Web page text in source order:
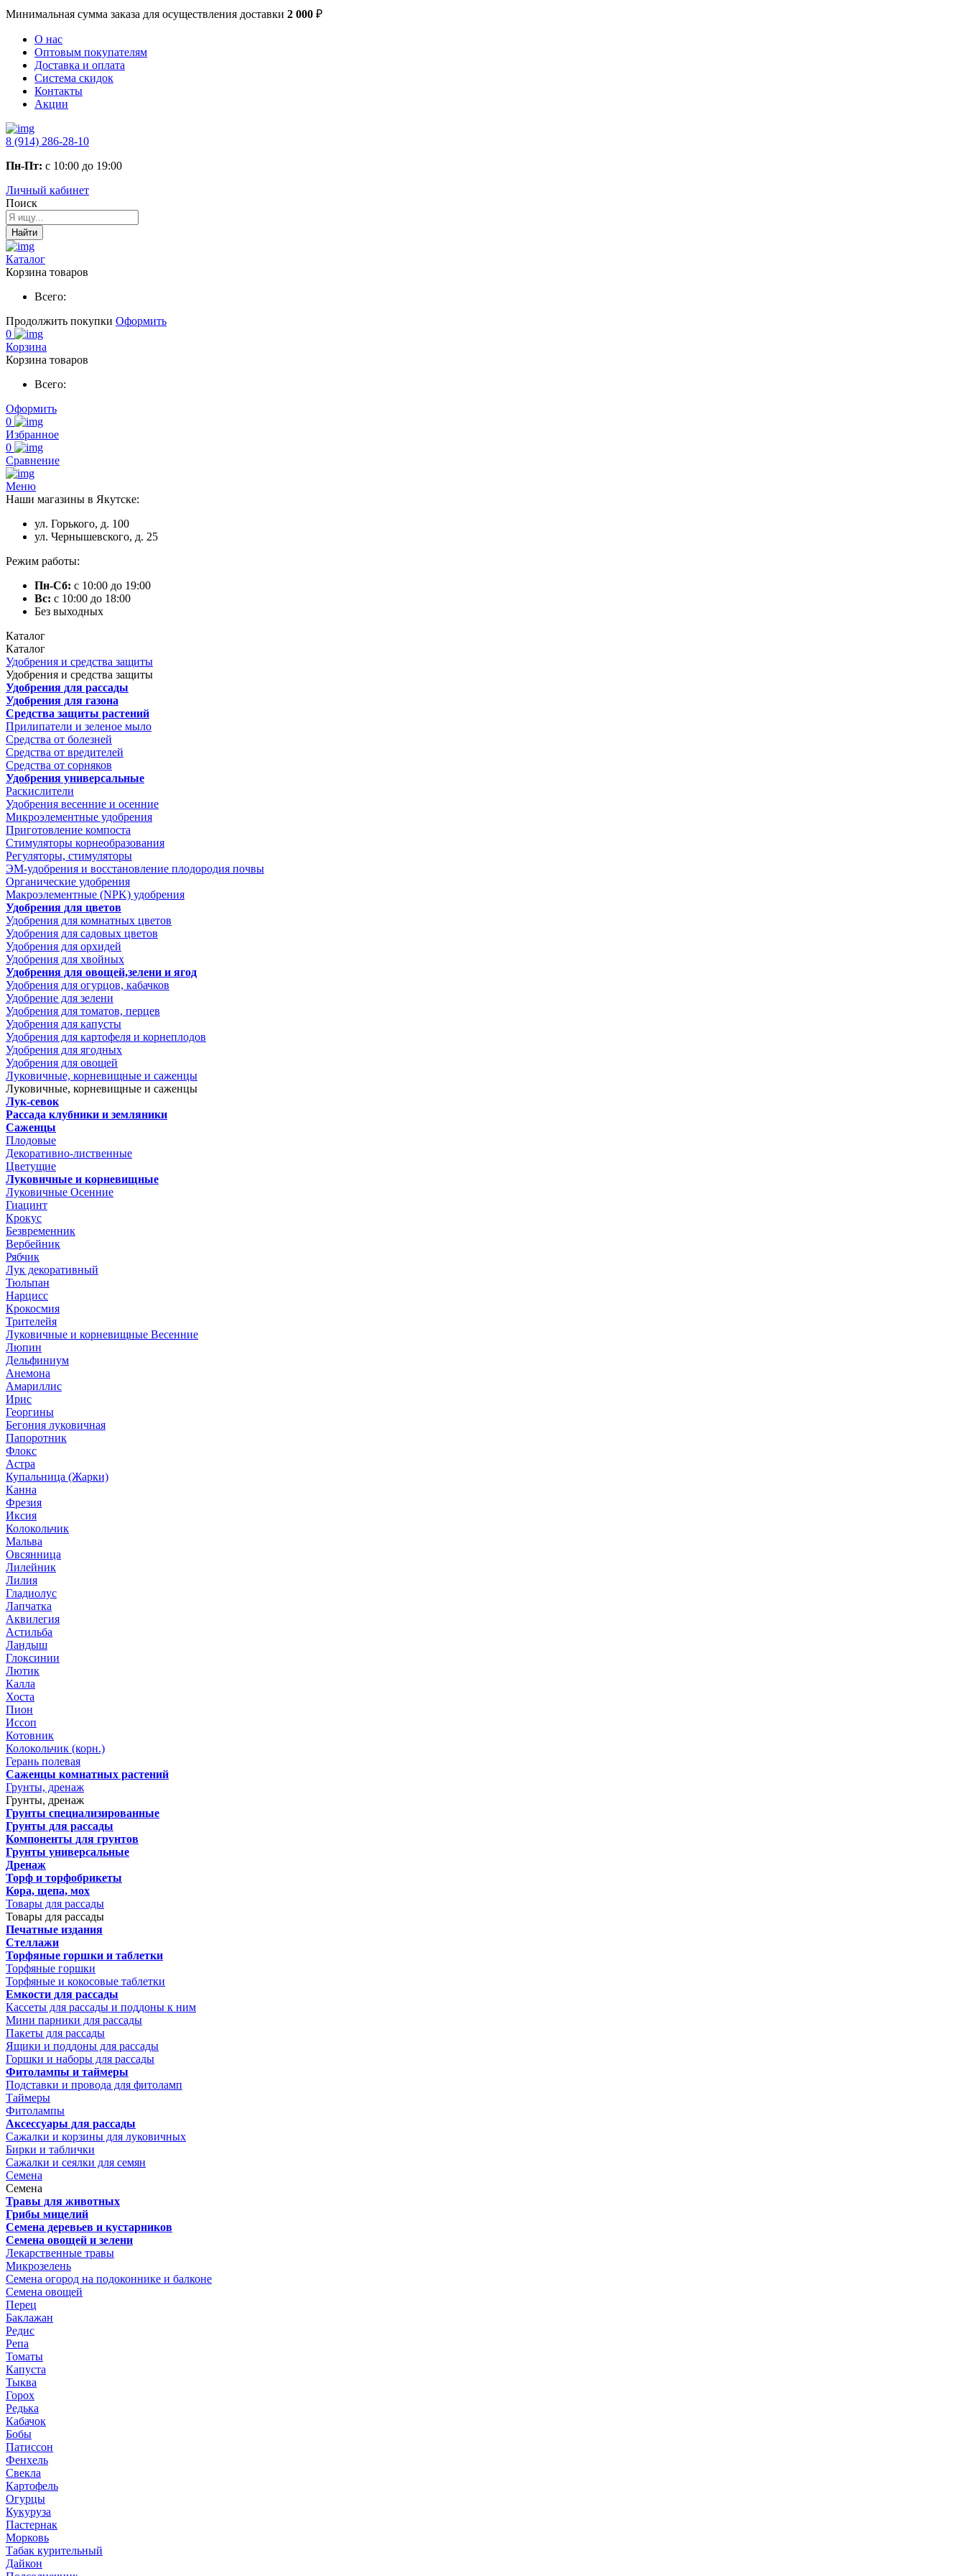
Минимальная сумма заказа для осуществления доставки 2 000 ₽
О нас
Оптовым покупателям
Доставка и оплата
Система скидок
Контакты
Акции
8 (914) 286-28-10
Пн-Пт: с 10:00 до 19:00
Личный кабинет
Поиск
Найти
Каталог
Корзина товаров
Всего:
Продолжить покупки Оформить
0
Корзина
Корзина товаров
Всего:
Оформить
0
Избранное
0
Сравнение
Меню
Наши магазины в Якутске:
ул. Горького, д. 100
ул. Чернышевского, д. 25
Режим работы:
Пн-Сб: с 10:00 до 19:00
Вс: с 10:00 до 18:00
Без выходных
Каталог
Каталог
Удобрения и средства защиты
Удобрения и средства защиты
Удобрения для рассады
Удобрения для газона
Средства защиты растений
Прилипатели и зеленое мыло
Средства от болезней
Средства от вредителей
Средства от сорняков
Удобрения универсальные
Раскислители
Удобрения весенние и осенние
Микроэлементные удобрения
Приготовление компоста
Стимуляторы корнеобразования
Регуляторы, стимуляторы
ЭМ-удобрения и восстановление плодородия почвы
Органические удобрения
Макроэлементные (NPK) удобрения
Удобрения для цветов
Удобрения для комнатных цветов
Удобрения для садовых цветов
Удобрения для орхидей
Удобрения для хвойных
Удобрения для овощей,зелени и ягод
Удобрения для огурцов, кабачков
Удобрение для зелени
Удобрения для томатов, перцев
Удобрения для капусты
Удобрения для картофеля и корнеплодов
Удобрения для ягодных
Удобрения для овощей
Луковичные, корневищные и саженцы
Луковичные, корневищные и саженцы
Лук-севок
Рассада клубники и земляники
Саженцы
Плодовые
Декоративно-лиственные
Цветущие
Луковичные и корневищные
Луковичные Осенние
Гиацинт
Крокус
Безвременник
Вербейник
Рябчик
Лук декоративный
Тюльпан
Нарцисс
Крокосмия
Трителейя
Луковичные и корневищные Весенние
Люпин
Дельфиниум
Анемона
Амариллис
Ирис
Георгины
Бегония луковичная
Папоротник
Флокс
Астра
Купальница (Жарки)
Канна
Фрезия
Иксия
Колокольчик
Мальва
Овсянница
Лилейник
Лилия
Гладиолус
Лапчатка
Аквилегия
Астильба
Ландыш
Глоксинии
Лютик
Калла
Хоста
Пион
Иссоп
Котовник
Колокольчик (корн.)
Герань полевая
Саженцы комнатных растений
Грунты, дренаж
Грунты, дренаж
Грунты специализированные
Грунты для рассады
Компоненты для грунтов
Грунты универсальные
Дренаж
Торф и торфобрикеты
Кора, щепа, мох
Товары для рассады
Товары для рассады
Печатные издания
Стеллажи
Торфяные горшки и таблетки
Торфяные горшки
Торфяные и кокосовые таблетки
Емкости для рассады
Кассеты для рассады и поддоны к ним
Мини парники для рассады
Пакеты для рассады
Ящики и поддоны для рассады
Горшки и наборы для рассады
Фитолампы и таймеры
Подставки и провода для фитоламп
Таймеры
Фитолампы
Аксессуары для рассады
Сажалки и корзины для луковичных
Бирки и таблички
Сажалки и сеялки для семян
Семена
Семена
Травы для животных
Грибы мицелий
Семена деревьев и кустарников
Семена овощей и зелени
Лекарственные травы
Микрозелень
Семена огород на подоконнике и балконе
Семена овощей
Перец
Баклажан
Редис
Репа
Томаты
Капуста
Тыква
Горох
Редька
Кабачок
Бобы
Патиссон
Фенхель
Свекла
Картофель
Огурцы
Кукуруза
Пастернак
Морковь
Табак курительный
Дайкон